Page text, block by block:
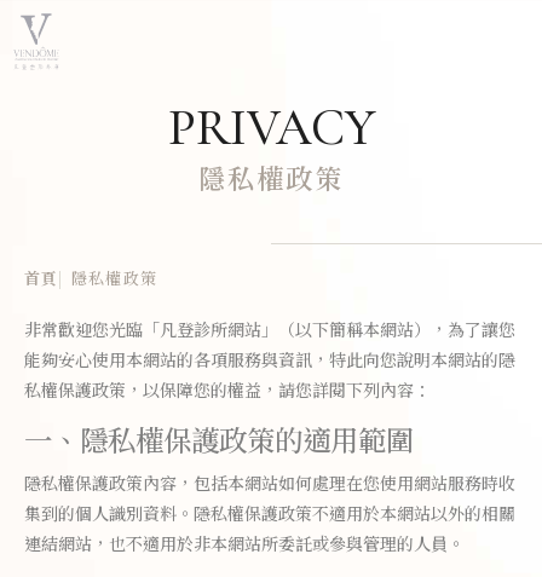
PRIVACY
隱私權政策
首頁 隱私權政策
非常歡迎您光臨「凡登診所網站」（以下簡稱本網站），為了讓您
能夠安心使用本網站的各項服務與資訊，特此向您說明本網站的隱
私權保護政策，以保障您的權益，請您詳閱下列內容：
一、隱私權保護政策的適用範圍
隱私權保護政策內容，包括本網站如何處理在您使用網站服務時收
集到的個人識別資料。隱私權保護政策不適用於本網站以外的相關
連結網站，也不適用於非本網站所委託或參與管理的人員。